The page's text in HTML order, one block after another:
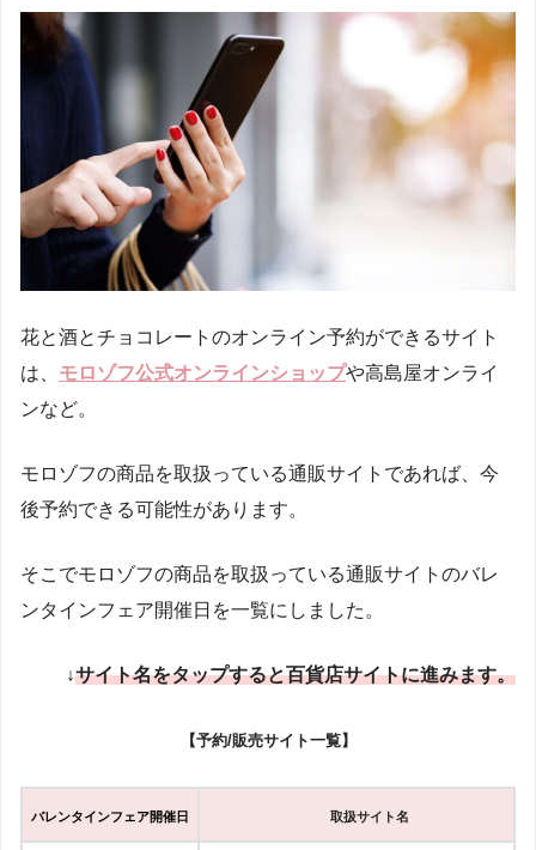
花と酒とチョコレートのオンライン予約ができるサイト
は、 モロゾフ公式オンラインショップや高島屋オンライ
ンなど。
モロゾフの商品を取扱っている通販サイトであれば、今
後予約できる可能性があります。
そこでモロゾフの商品を取扱っている通販サイトのバレ
ンタインフェア開催日を一覧にしました。
↓サイト名をタップすると百貨店サイトに進みます。
【予約/販売サイト一覧】
バレンタインフェア開催日 取扱サイト名